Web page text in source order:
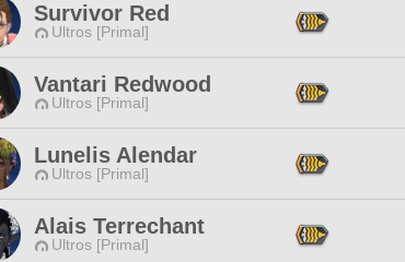
Survivor Red
Ultros [Primal]
Vantari Redwood
Ultros [Primal]
Lunelis Alendar
Ultros [Primal]
Alais Terrechant
Ultros [Primal]